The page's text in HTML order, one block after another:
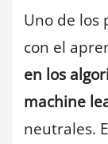
Uno de los
con el
en los
machine
neutrales.